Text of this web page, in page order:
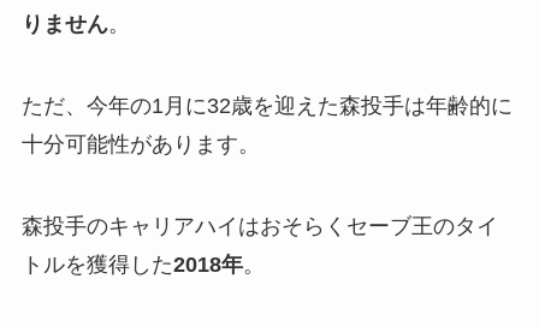
りません。
ただ、今年の1月に32歳を迎えた森投手は年齢的に
十分可能性があります。
森投手のキャリアハイはおそらくセーブ王のタイ
トルを獲得した2018年。